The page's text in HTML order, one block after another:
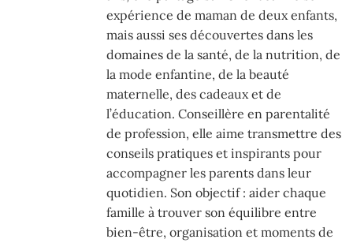
expérience de maman de deux enfants,
mais aussi ses découvertes dans les
domaines de la santé, de la nutrition, de
la mode enfantine, de la beauté
maternelle, des cadeaux et de
l’éducation. Conseillère en parentalité
de profession, elle aime transmettre des
conseils pratiques et inspirants pour
accompagner les parents dans leur
quotidien. Son objectif : aider chaque
famille à trouver son équilibre entre
bien-être, organisation et moments de